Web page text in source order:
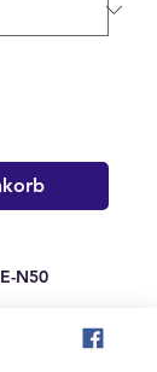
N50